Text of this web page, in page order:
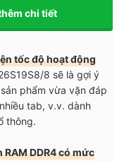
chi tiết
tốc độ hoạt động
8 sẽ là gợi ý
phẩm vừa vặn đáp
tab, v.v. dành
thông.
RAM DDR4 có mức